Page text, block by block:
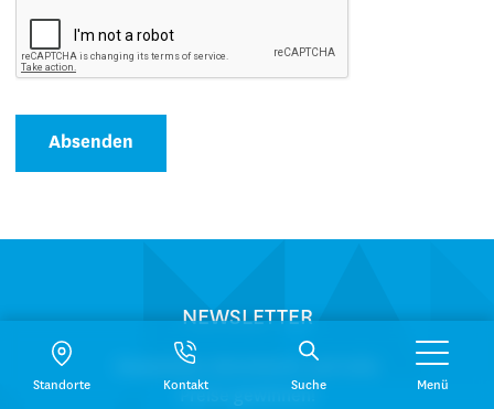
Standorte Kontakt Suche Menü
Absenden
NEWSLETTER
Newsletter abonnieren und tolle